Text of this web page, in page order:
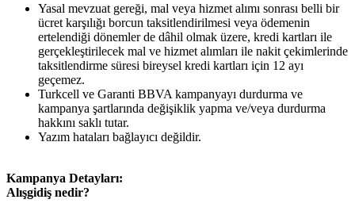
Yasal mevzuat gereği, mal veya hizmet alımı sonrası belli bir
ücret karşılığı borcun taksitlendirilmesi veya ödemenin
ertelendiği dönemler de dâhil olmak üzere, kredi kartları ile
gerçekleştirilecek mal ve hizmet alımları ile nakit çekimlerinde
taksitlendirme süresi bireysel kredi kartları için 12 ayı
geçemez.
Turkcell ve Garanti BBVA kampanyayı durdurma ve
kampanya şartlarında değişiklik yapma ve/veya durdurma
hakkını saklı tutar.
Yazım hataları bağlayıcı değildir.
Kampanya Detayları:
Alışgidiş nedir?